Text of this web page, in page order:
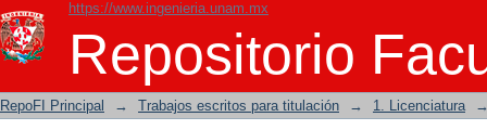
https://www.ingenieria.unam.mx
Repositorio
Buscar
RepoFI Principal → Trabajos escritos para titulación → 1. Licenciatura